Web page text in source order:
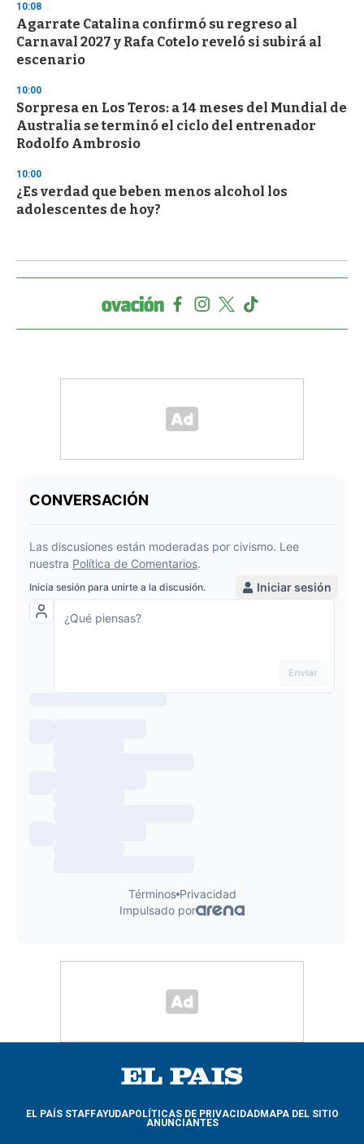
10:08
Agarrate Catalina confirmó su regreso al
Carnaval 2027 y Rafa Cotelo reveló si subirá al
escenario
10:00
Sorpresa en Los Teros: a 14 meses del Mundial de
Australia se terminó el ciclo del entrenador
Rodolfo Ambrosio
10:00
¿Es verdad que beben menos alcohol los
adolescentes de hoy?
EL PAÍS STAFFAYUDAPOLÍTICAS DE PRIVACIDADMAPA DEL SITIO
ANUNCIANTES